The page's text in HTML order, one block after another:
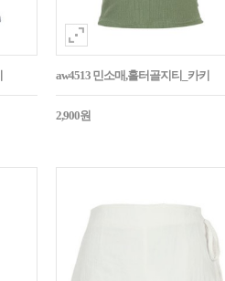
aw4513 민소매,홀터골지티_카키
2,900원